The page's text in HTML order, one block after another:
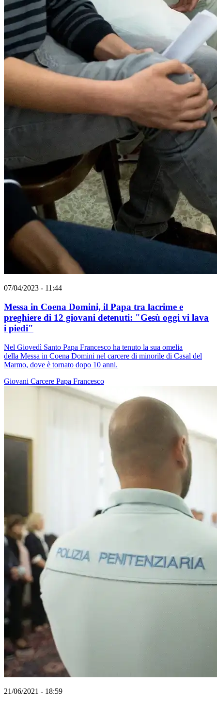
07/04/2023 - 11:44
Messa in Coena Domini, il Papa tra lacrime e
preghiere di 12 giovani detenuti: "Gesù oggi vi lava
i piedi"
Nel Giovedì Santo Papa Francesco ha tenuto la sua omelia
della Messa in Coena Domini nel carcere di minorile di Casal del
Marmo, dove è tornato dopo 10 anni.
Giovani Carcere Papa Francesco
21/06/2021 - 18:59